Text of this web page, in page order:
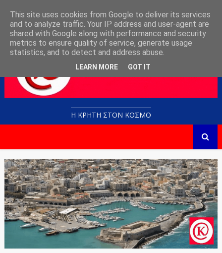
Η ΚΡΗΤΗ ΣΤΟN KOΣΜΟ
This site uses cookies from Google to deliver its services
and to analyze traffic. Your IP address and user-agent are
shared with Google along with performance and security
metrics to ensure quality of service, generate usage
statistics, and to detect and address abuse.
LEARN MORE GOT IT